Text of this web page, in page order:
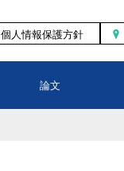
個人情報保護方針
論文